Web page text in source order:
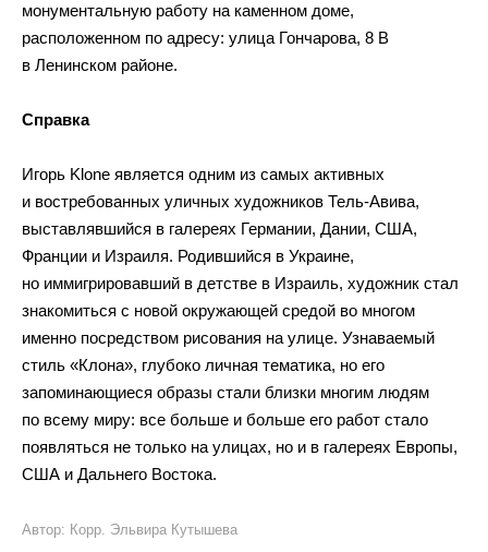
монументальную работу на каменном доме,
расположенном по адресу: улица Гончарова, 8 В
в Ленинском районе.
Справка
Игорь Klone является одним из самых активных
и востребованных уличных художников Тель-Авива,
выставлявшийся в галереях Германии, Дании, США,
Франции и Израиля. Родившийся в Украине,
но иммигрировавший в детстве в Израиль, художник стал
знакомиться с новой окружающей средой во многом
именно посредством рисования на улице. Узнаваемый
стиль «Клона», глубоко личная тематика, но его
запоминающиеся образы стали близки многим людям
по всему миру: все больше и больше его работ стало
появляться не только на улицах, но и в галереях Европы,
США и Дальнего Востока.
Автор: Корр. Эльвира Кутышева